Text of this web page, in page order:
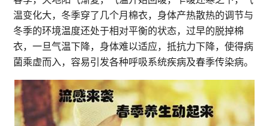
温变化大，冬季穿了几个月棉衣，身体产热散热的调节与
冬季的环境温度还处于相对平衡的状态，过早的脱掉棉
衣，一旦气温下降，身体难以适应，抵抗力下降，使得病
菌乘虚而入，容易引发各种呼吸系统疾病及春季传染病。